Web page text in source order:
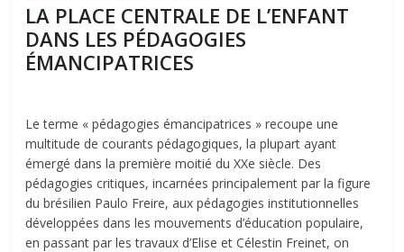
LA PLACE CENTRALE DE L’ENFANT
DANS LES PÉDAGOGIES
ÉMANCIPATRICES
Le terme « pédagogies émancipatrices » recoupe une
multitude de courants pédagogiques, la plupart ayant
émergé dans la première moitié du XXe siècle. Des
pédagogies critiques, incarnées principalement par la figure
du brésilien Paulo Freire, aux pédagogies institutionnelles
développées dans les mouvements d’éducation populaire,
en passant par les travaux d’Elise et Célestin Freinet, on